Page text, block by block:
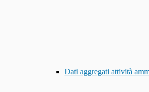
Dati aggregati attività